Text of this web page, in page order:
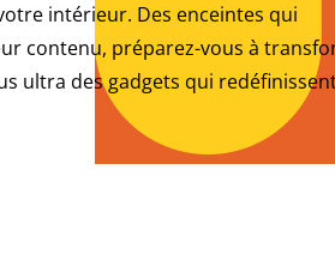
intérieur. Des enceintes qui
contenu, préparez-vous à
ultra des gadgets qui